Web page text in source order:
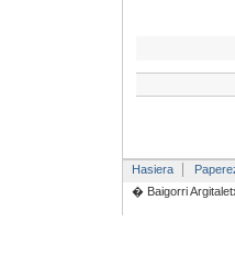
Hasiera
� Baigorri